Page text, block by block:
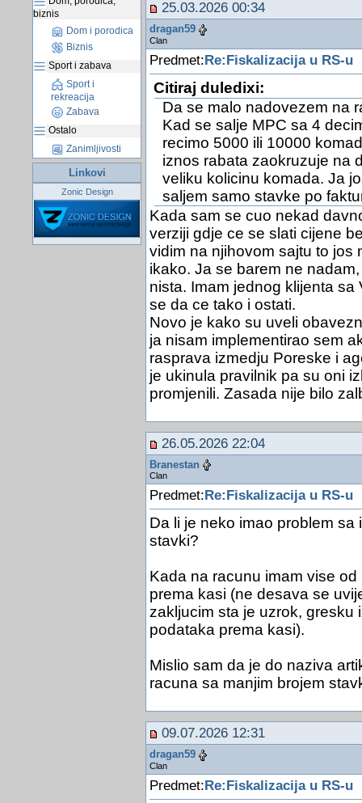
biznis
Dom i porodica
Biznis
Sport i zabava
Sport i
rekreacija
Zabava
Ostalo
Zanimljivosti
Linkovi
Zonic Design
25.03.2026 00:34
dragan59
Clan
Predmet:Re:Fiskalizacija u RS-u
Citiraj duledixi:
Da se malo nadovezem na
Kad se salje MPC sa 4
recimo 5000 ili 10000
iznos rabata zaokruzuje na
veliku kolicinu komada. Ja
saljem samo stavke po
Kada sam se cuo nekad
verziji gdje ce se slati cijene
vidim na njihovom sajtu to jos
ikako. Ja se barem ne
nista. Imam jednog klijenta
se da ce tako i ostati.
Novo je kako su uveli
ja nisam implementirao sem
rasprava izmedju Poreske i
je ukinula pravilnik pa su oni
promjenili. Zasada nije bilo
26.05.2026 22:04
Branestan
Clan
Predmet: Re:Fiskalizacija u RS-u
Da li je neko imao problem
stavki?
Kada na racunu imam vise
prema kasi (ne desava se
zakljucim sta je uzrok, gresku
podataka prema kasi).
Mislio sam da je do naziva
racuna sa manjim brojem
09.07.2026 12:31
dragan59
Clan
Predmet:Re:Fiskalizacija u RS-u